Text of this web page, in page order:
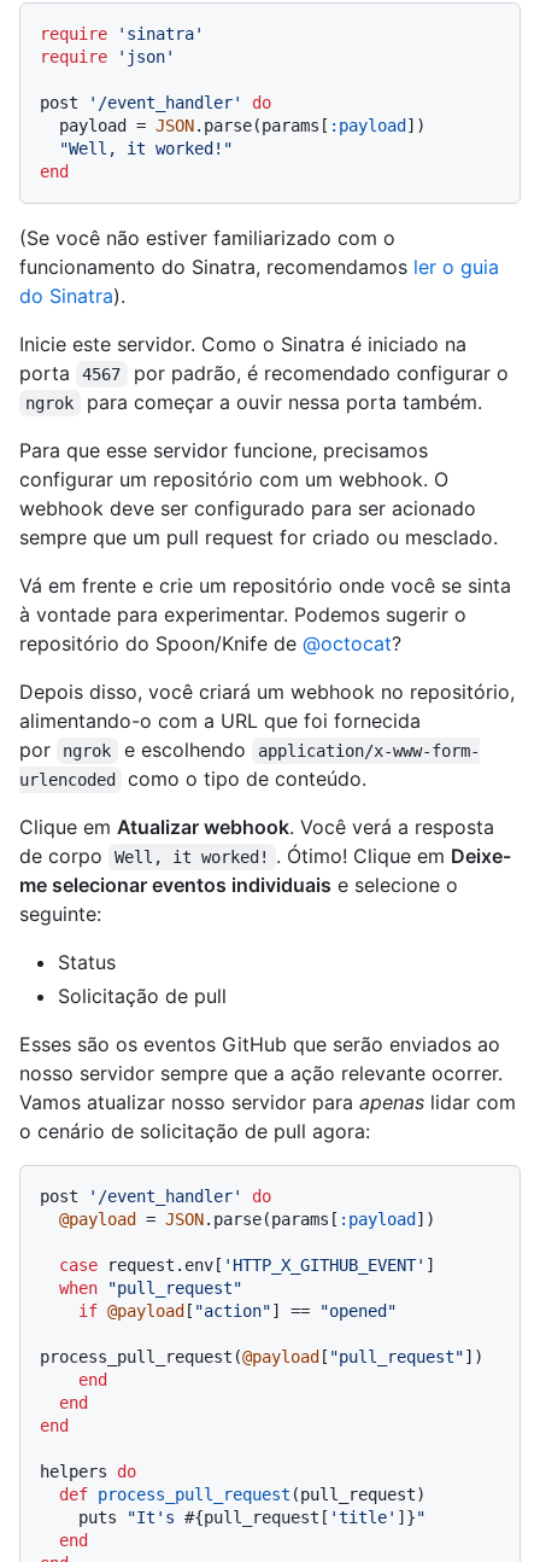
require
'sinatra'
require
'json'
post '/event_handler'
do
  payload =
JSON.parse(params[ :payload ])
"Well, it worked!"
end
(Se você não estiver familiarizado com o
funcionamento do Sinatra, recomendamos ler o guia
do Sinatra).
Inicie este servidor. Como o Sinatra é iniciado na
porta
4567 por padrão, é recomendado configurar o
ngrok
para começar a ouvir nessa porta também.
Para que esse servidor funcione, precisamos
configurar um repositório com um webhook. O
webhook deve ser configurado para ser acionado
sempre que um pull request for criado ou mesclado.
Vá em frente e crie um repositório onde você se sinta
à vontade para experimentar. Podemos sugerir o
repositório do Spoon/Knife de @octocat?
Depois disso, você criará um webhook no repositório,
alimentando-o com a URL que foi fornecida
por
ngrok e escolhendo
application/x-www-form-
urlencoded
como o tipo de conteúdo.
Clique em Atualizar webhook. Você verá a resposta
de corpo
Well, it worked! . Ótimo! Clique em Deixe-
me selecionar eventos individuais e selecione o
seguinte:
Status
Solicitação de pull
Esses são os eventos GitHub que serão enviados ao
nosso servidor sempre que a ação relevante ocorrer.
Vamos atualizar nosso servidor para apenas lidar com
o cenário de solicitação de pull agora:
post '/event_handler'
do
@payload
= JSON.parse(params[ :payload ])
case request.env[ 'HTTP_X_GITHUB_EVENT' ]
when
"pull_request"
if @payload [ "action"] == "opened"
process_pull_request(@payload [ "pull_request"])
end
end
end
helpers do
def process_pull_request (pull_request)
    puts
"It's #{pull_request[ 'title' ]}"
end